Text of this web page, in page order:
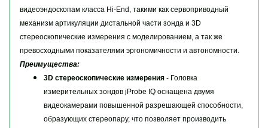
видеоэндоскопам класса Hi-End, такими как сервоприводный
механизм артикуляции дистальной части зонда и 3D
стереоскопические измерения с моделированием, а так же
превосходными показателями эргономичности и автономности.
Преимущества:
3D стереоскопические измерения - Головка
измерительных зондов jProbe IQ оснащена двумя
видеокамерами повышенной разрешающей способности,
образующих стереопару, что позволяет производить